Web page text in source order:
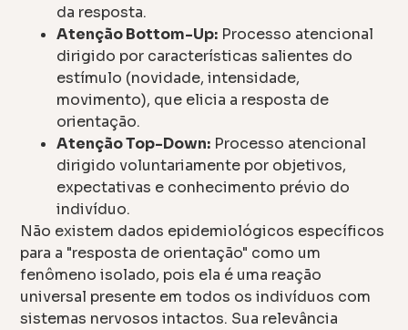
da resposta.
Atenção Bottom-Up: Processo atencional
dirigido por características salientes do
estímulo (novidade, intensidade,
movimento), que elicia a resposta de
orientação.
Atenção Top-Down: Processo atencional
dirigido voluntariamente por objetivos,
expectativas e conhecimento prévio do
indivíduo.
Não existem dados epidemiológicos específicos
para a "resposta de orientação" como um
fenômeno isolado, pois ela é uma reação
universal presente em todos os indivíduos com
sistemas nervosos intactos. Sua relevância